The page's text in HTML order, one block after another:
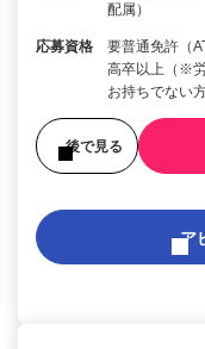
配属）
応募資格
要普通免許（
高卒以上（※
お持ちでない
後で見る
ア